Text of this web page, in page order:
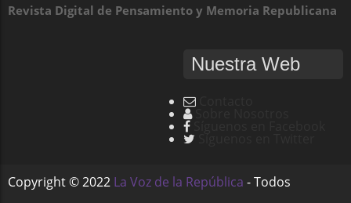
Revista Digital de Pensamiento y Memoria Republicana
Nuestra Web
Copyright ©2022 La Voz de la República - Todos